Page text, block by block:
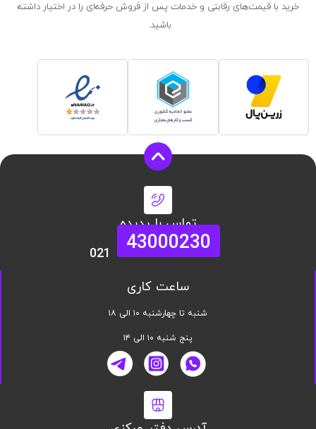
خرید با قیمت‌های رقابتی و خدمات پس از فروش حرفه‌ای را در اختیار داشته
باشید.
تماس با پدیده
43000230
021
ساعت کاری
شنبه تا چهارشنبه ۱۰ الی ۱۸
پنج شنبه ۱۰ الی ۱۴